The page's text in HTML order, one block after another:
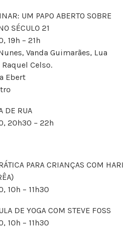
UM PAPO ABERTO SOBRE
SÉCULO 21
19h – 21h
Vanda Guimarães, Lua
Celso.
Ebert
DE RUA
20h30 – 22h
PARA CRIANÇAS COM HARI
10h – 11h30
DE YOGA COM STEVE FOSS
10h – 11h30